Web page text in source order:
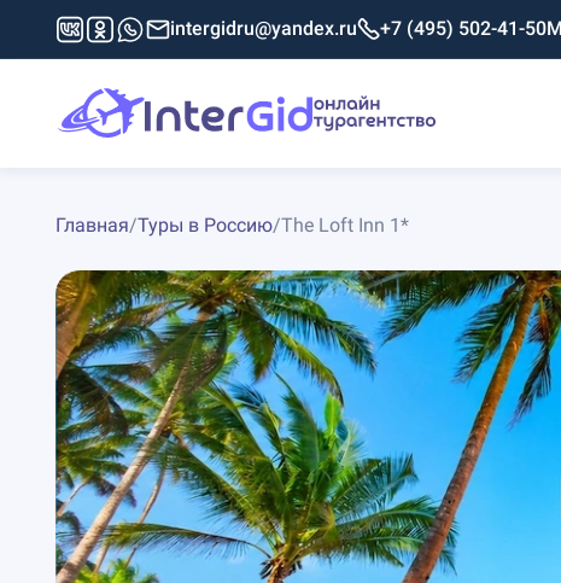
intergidru@yandex.ru +7 (495) 502-41-50
Главная/Туры в Россию/The Loft Inn 1*